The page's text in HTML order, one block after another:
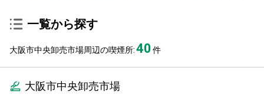
一覧から探す
大阪市中央卸売市場周辺の喫煙所:40件
大阪市中央卸売市場